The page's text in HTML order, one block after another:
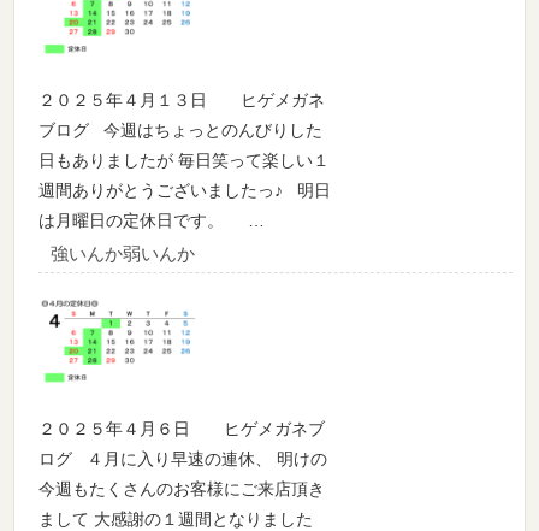
２０２５年４月１３日 ヒゲメガネ
ブログ 今週はちょっとのんびりした
日もありましたが 毎日笑って楽しい１
週間ありがとうございましたっ♪ 明日
は月曜日の定休日です。 …
強いんか弱いんか
２０２５年４月６日 ヒゲメガネブ
ログ ４月に入り早速の連休、 明けの
今週もたくさんのお客様にご来店頂き
まして 大感謝の１週間となりました